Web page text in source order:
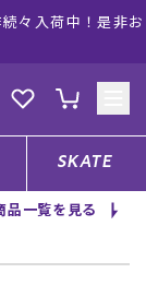
々入荷中！是非お
登録
SKATE
品一覧を見る